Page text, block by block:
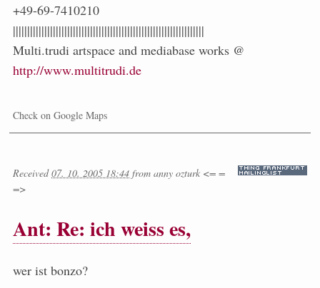
+49-69-7410210
|||||||||||||||||||||||||||||||||||||||||||||||||||||||||||||||||||
Multi.trudi artspace and mediabase works @
http://www.multitrudi.de
Check on Google Maps
Received07. 10. 2005 18:44 from anny ozturk <= =
=>
Ant: Re: ich weiss es,
wer ist bonzo?